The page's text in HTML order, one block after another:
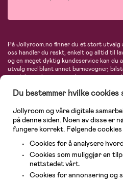
På Jollyroom.no finner du et stort
oss handler du raskt, enkelt og alltid til
og en meget dyktig kundeservice kan
utvalg med blant annet barnevogner,
produkter til mor, mengder av
Maxi-Cosi, Baby Jogger, BabyBjörn,
største nettbutikk for barn og baby!
Du bestemmer hvilke cookies
Jollyroom og våre digitale
på denne siden. Noen av disse er
fungere korrekt. Følgende
Cookies for å analysere
Cookies som muliggjør en
nettstedet vårt.
Cookies for annonsering og